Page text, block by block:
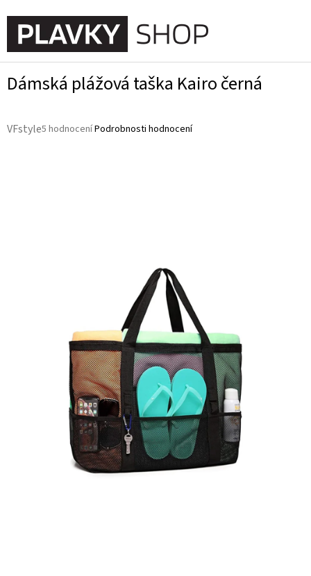
na
obsah
Dámská plážová taška Kairo černá
Průměrné
5 hodnoceníPodrobnosti hodnocení
VFstyle